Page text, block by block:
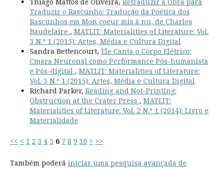
Traduzir o Rascunho: Tradução da Poética dos
Rascunhos em Mon coeur mis à nu, de Charles
Baudelaire , MATLIT: Materialities of Literature: Vol.
3 N.º 1 (2015): Artes, Média e Cultura Digital
Sandra Bettencourt, Ele Canta o Corpo Elétrico:
Cmara Neuronal como Performance Pós-humanista
e Pós-digital , MATLIT: Materialities of Literature:
Vol. 3 N.º 1 (2015): Artes, Média e Cultura Digital
Richard Parker, Reading and Not-Printing:
Obstruction at the Crater Press , MATLIT:
Materialities of Literature: Vol. 2 N.º 1 (2014): Livro e
Materialidade
<< < 1 2 3 4 5 6 7 8 9 10 > >>
Também poderá iniciar uma pesquisa avançada de